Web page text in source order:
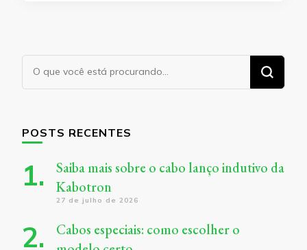
Procurando
algo?
POSTS RECENTES
Saiba mais sobre o cabo lanço indutivo da
Kabotron
27 de julho de 2026
Cabos especiais: como escolher o